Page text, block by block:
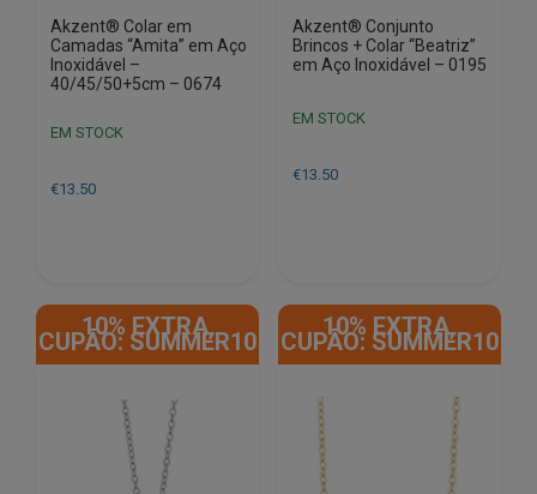
Akzent® Colar em
Camadas “Amita” em Aço
Inoxidável –
40/45/50+5cm – 0674
EM STOCK
€13.50
Akzent® Conjunto
Brincos + Colar “Beatriz”
em Aço Inoxidável – 0195
EM STOCK
€13.50
10% EXTRA,
CUPÃO: SUMMER10
10% EXTRA,
CUPÃO: SUMMER10